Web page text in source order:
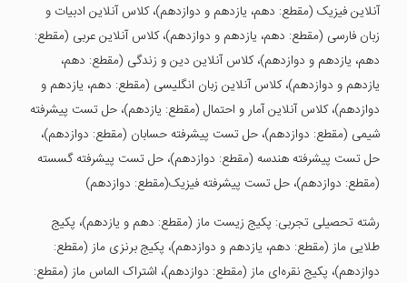
آنلاین فیزیک (مقطع: دهم، یازدهم و دوازدهم)، کلاس آنلاین ادبیات و
زبان فارسی (مقطع: دهم، یازدهم و دوازدهم)، کلاس آنلاین عربی (مقطع:
دهم، یازدهم و دوازدهم)، کلاس آنلاین دین و زندگی (مقطع: دهم،
یازدهم و دوازدهم)، کلاس آنلاین زبان انگلیسی (مقطع: دهم، یازدهم و
دوازدهم)، کلاس آنلاین آمار و احتمال (مقطع: یازدهم)، حل تست پیشرفته
شیمی (مقطع: دوازدهم)، حل تست پیشرفته حسابان (مقطع: دوازدهم)،
حل تست پیشرفته هندسه (مقطع: دوازدهم)، حل تست پیشرفته گسسته
(مقطع: دوازدهم)، حل تست پیشرفته فیزیک(مقطع: دوازدهم)
رشته تحصیلی تجربی: پکیج زیست ماز (مقطع: دهم و یازدهم)، پکیج
طلایی ماز (مقطع: دهم، یازدهم و دوازدهم)، پکیج برنزی ماز (مقطع:
دوازدهم)، پکیج نقره‌ای ماز (مقطع: دوازدهم)، اشتراک الماس ماز (مقطع: